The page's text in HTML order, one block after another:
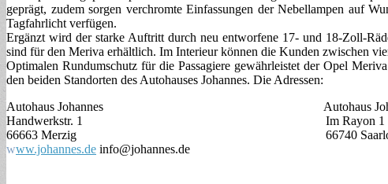
geprägt, zudem sorgen verchromte Einfassungen der Nebellampen auf
Tagfahrlicht verfügen.
Ergänzt wird der starke Auftritt durch neu entworfene 17- und 18-Zoll-
sind für den Meriva erhältlich. Im Interieur können die Kunden zwischen
Optimalen Rundumschutz für die Passagiere gewährleistet der Opel
den beiden Standorten des Autohauses Johannes. Die Adressen:
Autohaus Johannes Autohaus
Handwerkstr. 1 Im Rayon 1
66663 Merzig 66740
www.johannes.de info@johannes.de